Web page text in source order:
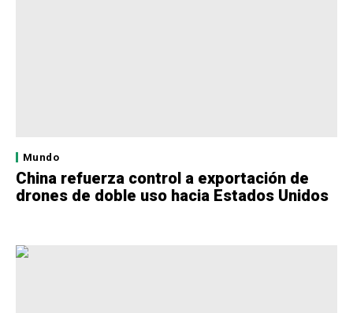
Mundo
China refuerza control a exportación de
drones de doble uso hacia Estados Unidos